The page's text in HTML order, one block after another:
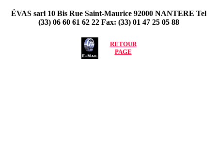
ÉVAS sarl 10 Bis Rue Saint-Maurice 92000 NANTERE Tel
(33) 06 60 61 62 22 Fax: (33) 01 47 25 05 88
RETOUR
PAGE